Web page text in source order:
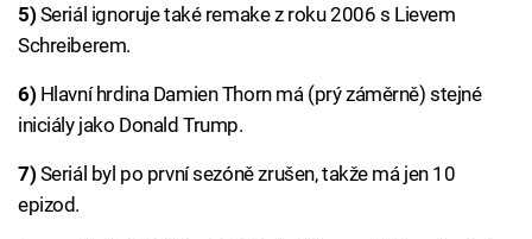
5) Seriál ignoruje také remake z roku 2006 s Lievem
Schreiberem.
6) Hlavní hrdina Damien Thorn má (prý záměrně) stejné
iniciály jako Donald Trump.
7) Seriál byl po první sezóně zrušen, takže má jen 10
epizod.